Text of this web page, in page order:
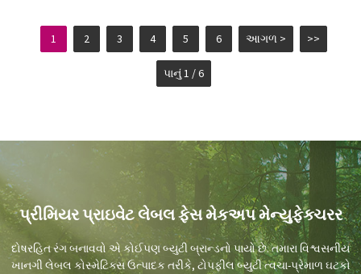
1 2 3 4 5 6 આગળ > >>
પાનું 1 / 6
પ્રીમિયર પ્રાઇવેટ લેબલ ફેસ મેકઅપ મેન્યુફેક્ચરર
દોષરહિત રંગ બનાવવો એ કોઈપણ બ્યુટી બ્રાન્ડનો પાયો છે. તમારા વિશ્વસનીય
ખાનગી લેબલ કોસ્મેટિક્સ ઉત્પાદક તરીકે, ટોપફીલ બ્યુટી ત્વચા-પ્રેમાળ ઘટકો